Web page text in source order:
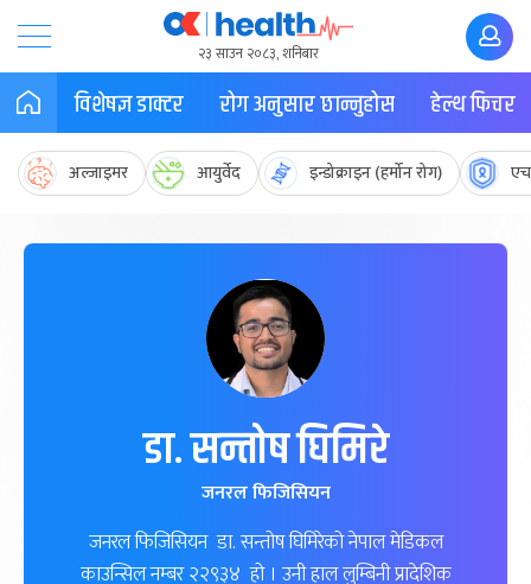
२३ साउन २०८३, शनिबार
विशेषज्ञ डाक्टर रोग अनुसार छान्नुहोस हेल्थ फिचर
अल्जाइमर आयुर्वेद इन्डोक्राइन (हर्मोन रोग)
डा. सन्तोष घिमिरे
जनरल फिजिसियन
जनरल फिजिसियन डा. सन्तोष घिमिरेको नेपाल मेडिकल
काउन्सिल नम्बर २२९३४ हो । उनी हाल लुम्बिनी प्रादेशिक